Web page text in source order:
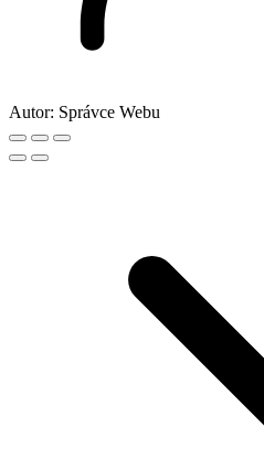
Autor: Správce Webu